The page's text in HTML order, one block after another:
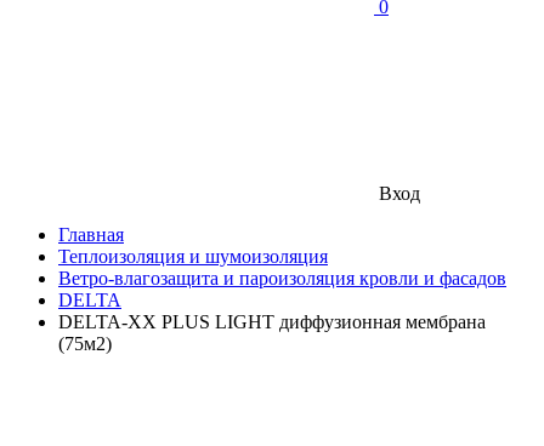
0
Вход
Главная
Теплоизоляция и шумоизоляция
Ветро-влагозащита и пароизоляция кровли и фасадов
DELTA
DELTA-XX PLUS LIGHT диффузионная мембрана
(75м2)